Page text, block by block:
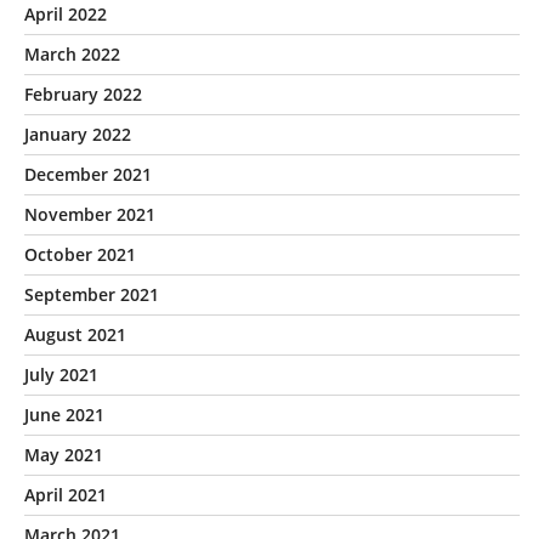
April 2022
March 2022
February 2022
January 2022
December 2021
November 2021
October 2021
September 2021
August 2021
July 2021
June 2021
May 2021
April 2021
March 2021